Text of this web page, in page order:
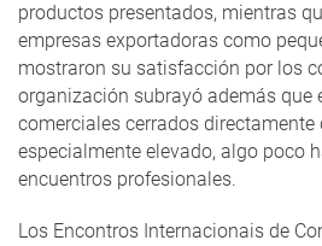
productos presentados, mientras
empresas exportadoras como
mostraron su satisfacción por los
organización subrayó además que
comerciales cerrados
especialmente elevado, algo poco
encuentros profesionales.
Los Encontros Internacionais de